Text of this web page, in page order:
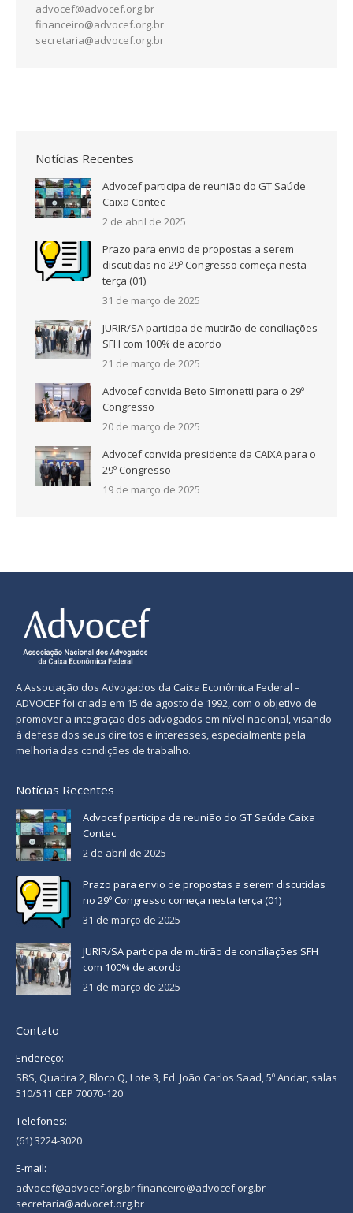
advocef@advocef.org.br
financeiro@advocef.org.br
secretaria@advocef.org.br
Notícias Recentes
Advocef participa de reunião do GT Saúde
Caixa Contec
2 de abril de 2025
Prazo para envio de propostas a serem
discutidas no 29º Congresso começa nesta
terça (01)
31 de março de 2025
JURIR/SA participa de mutirão de conciliações
SFH com 100% de acordo
21 de março de 2025
Advocef convida Beto Simonetti para o 29º
Congresso
20 de março de 2025
Advocef convida presidente da CAIXA para o
29º Congresso
19 de março de 2025
A Associação dos Advogados da Caixa Econômica Federal –
ADVOCEF foi criada em 15 de agosto de 1992, com o objetivo de
promover a integração dos advogados em nível nacional, visando
à defesa dos seus direitos e interesses, especialmente pela
melhoria das condições de trabalho.
Notícias Recentes
Advocef participa de reunião do GT Saúde Caixa
Contec
2 de abril de 2025
Prazo para envio de propostas a serem discutidas
no 29º Congresso começa nesta terça (01)
31 de março de 2025
JURIR/SA participa de mutirão de conciliações SFH
com 100% de acordo
21 de março de 2025
Contato
Endereço:
SBS, Quadra 2, Bloco Q, Lote 3, Ed. João Carlos Saad, 5º Andar, salas
510/511 CEP 70070-120
Telefones:
(61) 3224-3020
E-mail:
advocef@advocef.org.br financeiro@advocef.org.br
secretaria@advocef.org.br